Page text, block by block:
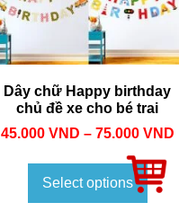
Dây chữ Happy birthday
chủ đề xe cho bé trai
45.000 VND – 75.000 VND
Select options